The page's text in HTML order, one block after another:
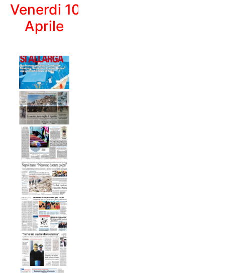
Venerdi 10
Aprile